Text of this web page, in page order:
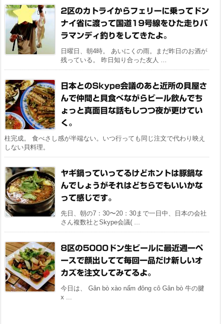
2区のカトライからフェリーに乗ってドン
ナイ省に渡って国道19号線をひた走りバ
ラマンディ釣りをしてきたよ。
日曜日、朝4時。 あいにくの雨。まだ昨日のお酒が
残っている。 昨日知り合った友人 ...
日本とのSkype会議のあと近所の貝屋さ
んで仲間と貝食べながらビール飲んでち
ょっと真面目な話もしつつ夜が更けてい
く。
柱完成。 食べさし感が半端ない。いつ行っても同じ注文で代わり映え
しない貝料理。
ヤギ鍋っていってるけどホントは豚鍋な
んでしょうがそれはどちらでもいいかな
って感じです。
先日、朝の7：30〜20：30まで一日中、日本の会社
さん複数社とSkype会議( ...
8区の5000ドン生ビールに最近週一ペ
ースで顔出してて毎回一品だけ新しいオ
カズを注文してみてるよ。
今日は、 Gân bò xào nấm đông cô Gân bò 牛の腱
x ...